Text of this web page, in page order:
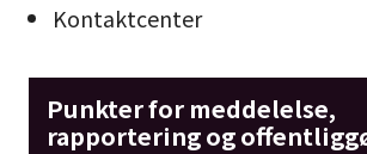
Kontaktcenter
Punkter for meddelelse,
rapportering og